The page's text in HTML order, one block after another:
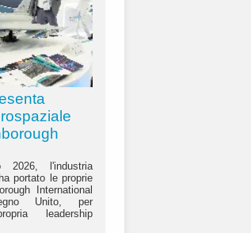
l'industria
portato le proprie
International
Unito, per
leadership